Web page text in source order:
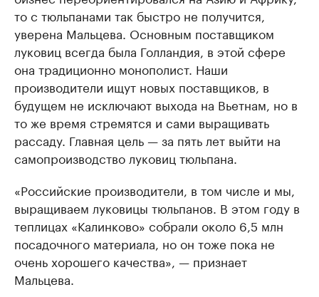
то с тюльпанами так быстро не получится,
уверена Мальцева. Основным поставщиком
луковиц всегда была Голландия, в этой сфере
она традиционно монополист. Наши
производители ищут новых поставщиков, в
будущем не исключают выхода на Вьетнам, но в
то же время стремятся и сами выращивать
рассаду. Главная цель — за пять лет выйти на
самопроизводство луковиц тюльпана.
«Российские производители, в том числе и мы,
выращиваем луковицы тюльпанов. В этом году в
теплицах «Калинково» собрали около 6,5 млн
посадочного материала, но он тоже пока не
очень хорошего качества», — признает
Мальцева.